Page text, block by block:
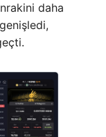
daha